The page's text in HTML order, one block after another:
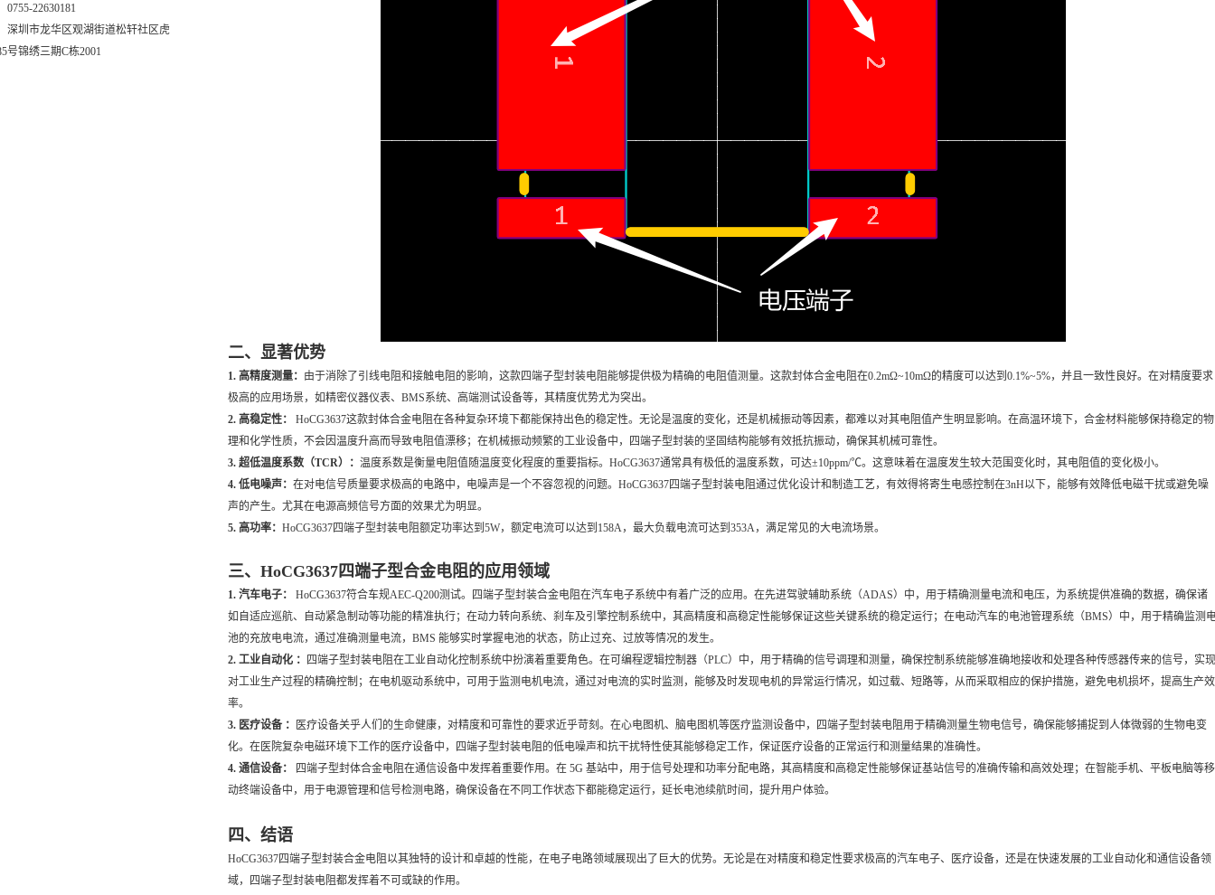
0755-22630181
深圳市龙华区观湖街道松轩社区虎
号锦绣三期C栋2001
二、显著优势
1. 高精度测量： 由于消除了引线电阻和接触电阻的影响，这款四端子型封装电阻能够提供极为精确的电阻值测量。这款封体合金电阻在0.2mΩ~10mΩ的精度可以达到0.1%~5%，并且一致性良好。在对精度要求
极高的应用场景，如精密仪器仪表、BMS系统、高端测试设备等，其精度优势尤为突出。
2. 高稳定性：
HoCG3637这款封体合金电阻在各种复杂环境下都能保持出色的稳定性。无论是温度的变化，还是机械振动等因素，都难以对其电阻值产生明显影响。在高温环境下，合金材料能够保持稳定的物
理和化学性质，不会因温度升高而导致电阻值漂移；在机械振动频繁的工业设备中，四端子型封装的坚固结构能够有效抵抗振动，确保其机械可靠性。
3. 超低温度系数（TCR）： 温度系数是衡量电阻值随温度变化程度的重要指标。HoCG3637通常具有极低的温度系数，可达±10ppm/℃。这意味着在温度发生较大范围变化时，其电阻值的变化极小。
4. 低电噪声： 在对电信号质量要求极高的电路中，电噪声是一个不容忽视的问题。HoCG3637四端子型封装电阻通过优化设计和制造工艺，有效得将寄生电感控制在3nH以下，能够有效降低电磁干扰或避免噪
声的产生。尤其在电源高频信号方面的效果尤为明显。
5. 高功率： HoCG3637四端子型封装电阻额定功率达到5W，额定电流可以达到158A，最大负载电流可达到353A，满足常见的大电流场景。
三、HoCG3637四端子型合金电阻的应用领域
1. 汽车电子：
HoCG3637符合车规AEC-Q200测试。四端子型封装合金电阻在汽车电子系统中有着广泛的应用。在先进驾驶辅助系统（ADAS）中，用于精确测量电流和电压，为系统提供准确的数据，确保诸
如自适应巡航、自动紧急制动等功能的精准执行；在动力转向系统、刹车及引擎控制系统中，其高精度和高稳定性能够保证这些关键系统的稳定运行；在电动汽车的电池管理系统（BMS）中，用于精确监测
池的充放电电流，通过准确测量电流，BMS 能够实时掌握电池的状态，防止过充、过放等情况的发生。
2. 工业自动化 ：
四端子型封装电阻在工业自动化控制系统中扮演着重要角色。在可编程逻辑控制器（PLC）中，用于精确的信号调理和测量，确保控制系统能够准确地接收和处理各种传感器传来的信号，实现
对工业生产过程的精确控制；在电机驱动系统中，可用于监测电机电流，通过对电流的实时监测，能够及时发现电机的异常运行情况，如过载、短路等，从而采取相应的保护措施，避免电机损坏，提高生产效
率。
3. 医疗设备 ：
医疗设备关乎人们的生命健康，对精度和可靠性的要求近乎苛刻。在心电图机、脑电图机等医疗监测设备中，四端子型封装电阻用于精确测量生物电信号，确保能够捕捉到人体微弱的生物电变
化。在医院复杂电磁环境下工作的医疗设备中，四端子型封装电阻的低电噪声和抗干扰特性使其能够稳定工作，保证医疗设备的正常运行和测量结果的准确性。
4. 通信设备：
四端子型封体合金电阻在通信设备中发挥着重要作用。在 5G 基站中，用于信号处理和功率分配电路，其高精度和高稳定性能够保证基站信号的准确传输和高效处理；在智能手机、平板电脑等移
动终端设备中，用于电源管理和信号检测电路，确保设备在不同工作状态下都能稳定运行，延长电池续航时间，提升用户体验。
四、结语
HoCG3637四端子型封装合金电阻以其独特的设计和卓越的性能，在电子电路领域展现出了巨大的优势。无论是在对精度和稳定性要求极高的汽车电子、医疗设备，还是在快速发展的工业自动化和通信设备领
域，四端子型封装电阻都发挥着不可或缺的作用。